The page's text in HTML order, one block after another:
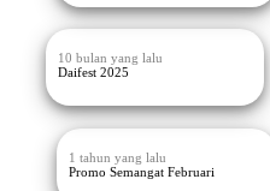
10 bulan yang lalu
Daifest 2025
1 tahun yang lalu
Promo Semangat Februari